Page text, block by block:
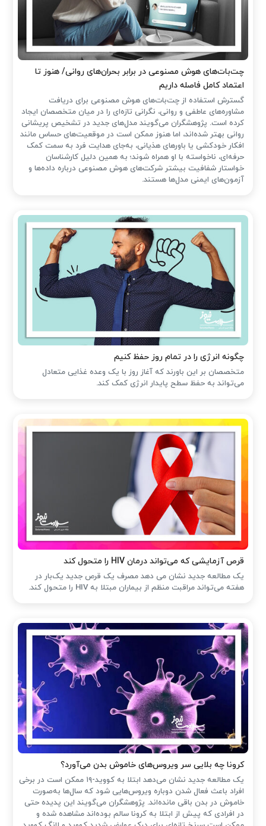
چت‌بات‌های هوش مصنوعی در برابر بحران‌های روانی/ هنوز تا
اعتماد کامل فاصله داریم
گسترش استفاده از چت‌بات‌های هوش مصنوعی برای دریافت
مشاوره‌های عاطفی و روانی، نگرانی تازه‌ای را در میان متخصصان ایجاد
کرده است. پژوهشگران می‌گویند مدل‌های جدید در تشخیص پریشانی
روانی بهتر شده‌اند، اما هنوز ممکن است در موقعیت‌های حساس مانند
افکار خودکشی یا باورهای هذیانی، به‌جای هدایت فرد به سمت کمک
حرفه‌ای، ناخواسته با او همراه شوند؛ به همین دلیل کارشناسان
خواستار شفافیت بیشتر شرکت‌های هوش مصنوعی درباره داده‌ها و
آزمون‌های ایمنی مدل‌ها هستند.
چگونه انرژی را در تمام روز حفظ کنیم
متخصصان بر این باورند که آغاز روز با یک وعده غذایی متعادل
می‌تواند به حفظ سطح پایدار انرژی کمک کند.
قرص آزمایشی که می‌تواند درمان HIV را متحول کند
یک مطالعه جدید نشان می دهد مصرف یک قرص جدید یک‌بار در
هفته می‌تواند مراقبت منظم از بیماران مبتلا به HIV را متحول کند.
کرونا چه بلایی سر ویروس‌های خاموش بدن می‌آورد؟
یک مطالعه جدید نشان می‌دهد ابتلا به کووید-۱۹ ممکن است در برخی
افراد باعث فعال شدن دوباره ویروس‌هایی شود که سال‌ها به‌صورت
خاموش در بدن باقی مانده‌اند. پژوهشگران می‌گویند این پدیده حتی
در افرادی که پیش از ابتلا به کرونا سالم بوده‌اند مشاهده شده و